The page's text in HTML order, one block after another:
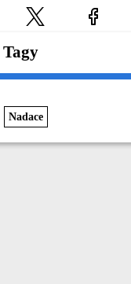
Tagy
Nadace